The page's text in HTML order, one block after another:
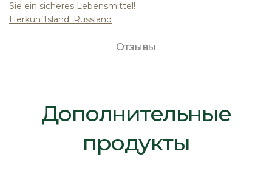
Sie ein sicheres Lebensmittel!
Herkunftsland: Russland
Отзывы
Дополнительные
продукты